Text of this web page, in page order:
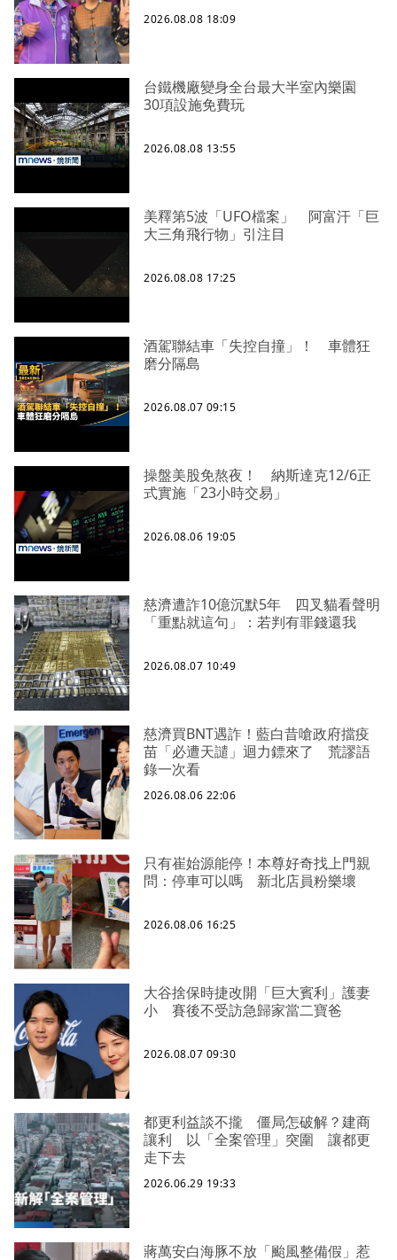
2026.08.08 18:09
台鐵機廠變身全台最大半室內樂園
30項設施免費玩
2026.08.08 13:55
美釋第5波「UFO檔案」 阿富汗「巨
大三角飛行物」引注目
2026.08.08 17:25
酒駕聯結車「失控自撞」！ 車體狂
磨分隔島
2026.08.07 09:15
操盤美股免熬夜！ 納斯達克12/6正
式實施「23小時交易」
2026.08.06 19:05
慈濟遭詐10億沉默5年 四叉貓看聲明
「重點就這句」：若判有罪錢還我
2026.08.07 10:49
慈濟買BNT遇詐！藍白昔嗆政府擋疫
苗「必遭天譴」迴力鏢來了 荒謬語
錄一次看
2026.08.06 22:06
只有崔始源能停！本尊好奇找上門親
問：停車可以嗎 新北店員粉樂壞
2026.08.06 16:25
大谷捨保時捷改開「巨大賓利」護妻
小 賽後不受訪急歸家當二寶爸
2026.08.07 09:30
都更利益談不攏 僵局怎破解？建商
讓利 以「全案管理」突圍 讓都更
走下去
2026.06.29 19:33
蔣萬安白海豚不放「颱風整備假」惹